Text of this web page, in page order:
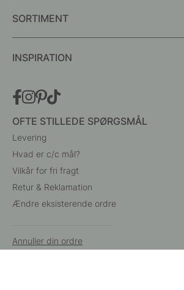
SORTIMENT
INSPIRATION
OFTE STILLEDE SPØRGSMÅL
Levering
Hvad er c/c mål?
Vilkår for fri fragt
Retur & Reklamation
Ændre eksisterende ordre
Annuller din ordre